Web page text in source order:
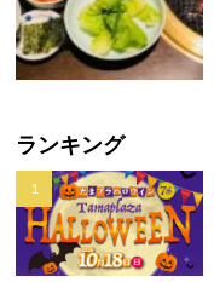
ランキング